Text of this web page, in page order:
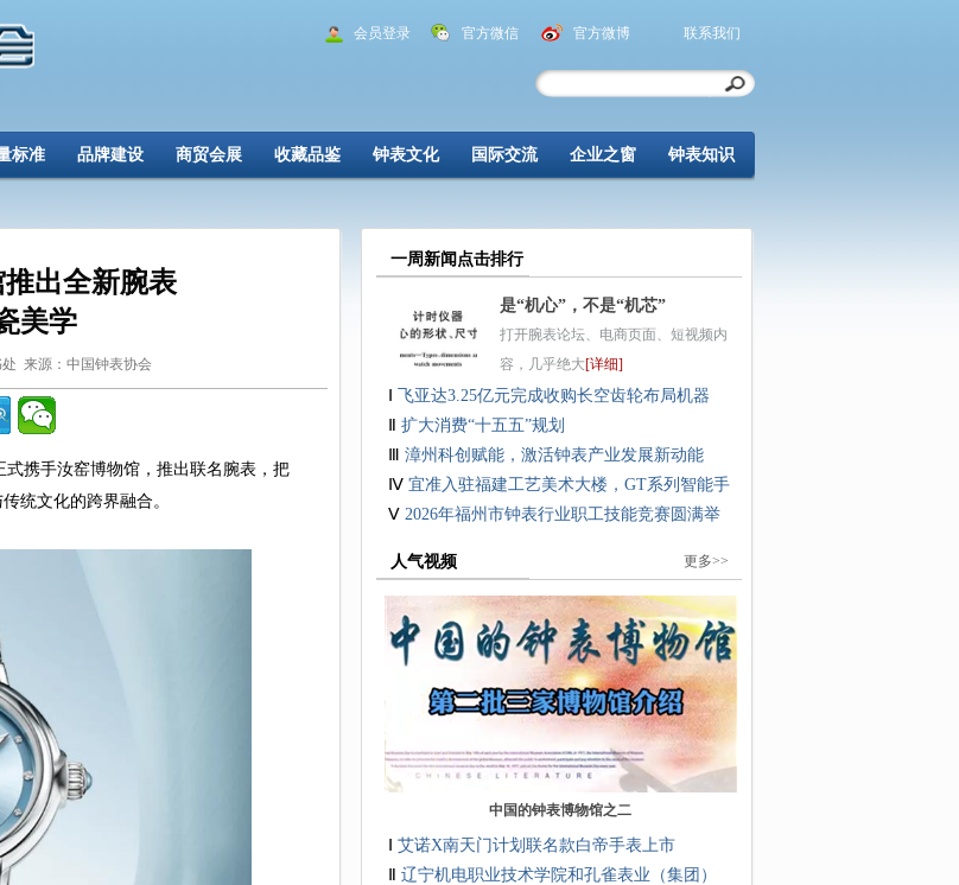
会员登录 官方微信 官方微博 联系我们
标准 品牌建设 商贸会展 收藏品鉴 钟表文化 国际交流 企业之窗 钟表知识
出全新腕表
美学
来源：中国钟表协会
携手汝窑博物馆，推出联名腕表，把
统文化的跨界融合。
一周新闻点击排行
是“机心”，不是“机芯”
打开腕表论坛、电商页面、短视频内
容，几乎绝大[详细]
飞亚达3.25亿元完成收购长空齿轮布局机器
扩大消费“十五五”规划
漳州科创赋能，激活钟表产业发展新动能
Ⅳ 宜准入驻福建工艺美术大楼，GT系列智能手
表
Ⅴ 2026年福州市钟表行业职工技能竞赛圆满举
人气视频 更多>>
中国的钟表博物馆之二
艾诺X南天门计划联名款白帝手表上市
辽宁机电职业技术学院和孔雀表业（集团）